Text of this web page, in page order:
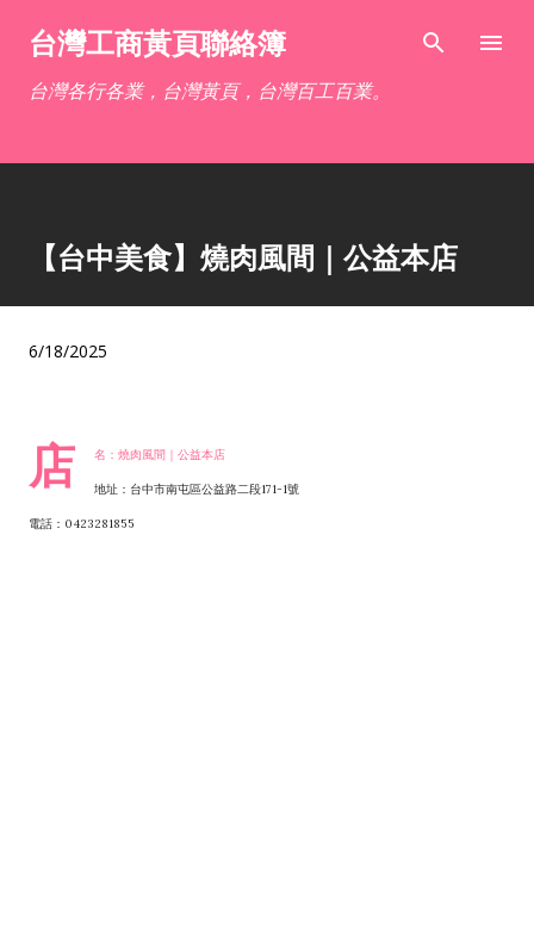
跳到主要內容
台灣工商黃頁聯絡簿
台灣各行各業，台灣黃頁，台灣百工百業。
【台中美食】燒肉風間｜公益本店
6/18/2025
店 名：燒肉風間｜公益本店
地址：台中市南屯區公益路二段171-1號
電話：0423281855